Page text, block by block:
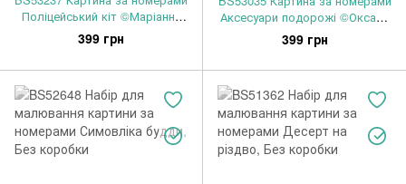
Поліцейський кіт ©Маріанна
Пащук 40 х 50 см, Без коробки
399 грн
Аксесуари подорожі ©Оксана
Воробей 40 х 50 см, Без
коробки
399 грн